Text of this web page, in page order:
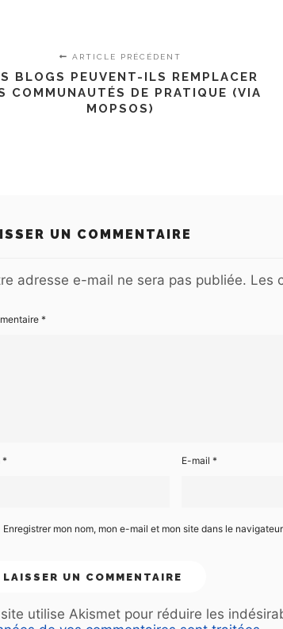
ARTICLE PRÉCÉDENT
BLOGS PEUVENT-ILS REMPLACER
COMMUNAUTÉS DE PRATIQUE (VIA
MOPSOS)
UN COMMENTAIRE
adresse e-mail ne sera pas publiée. Les
*
* E-mail *
Enregistrer mon nom, mon e-mail et mon site dans le
utilise Akismet pour réduire les